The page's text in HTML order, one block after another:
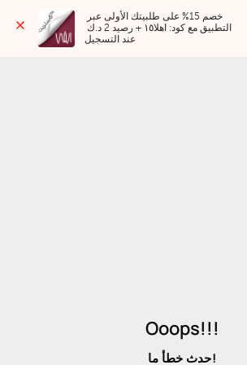
عند التسجيل
Ooops!!!
حدث خطأ ما!